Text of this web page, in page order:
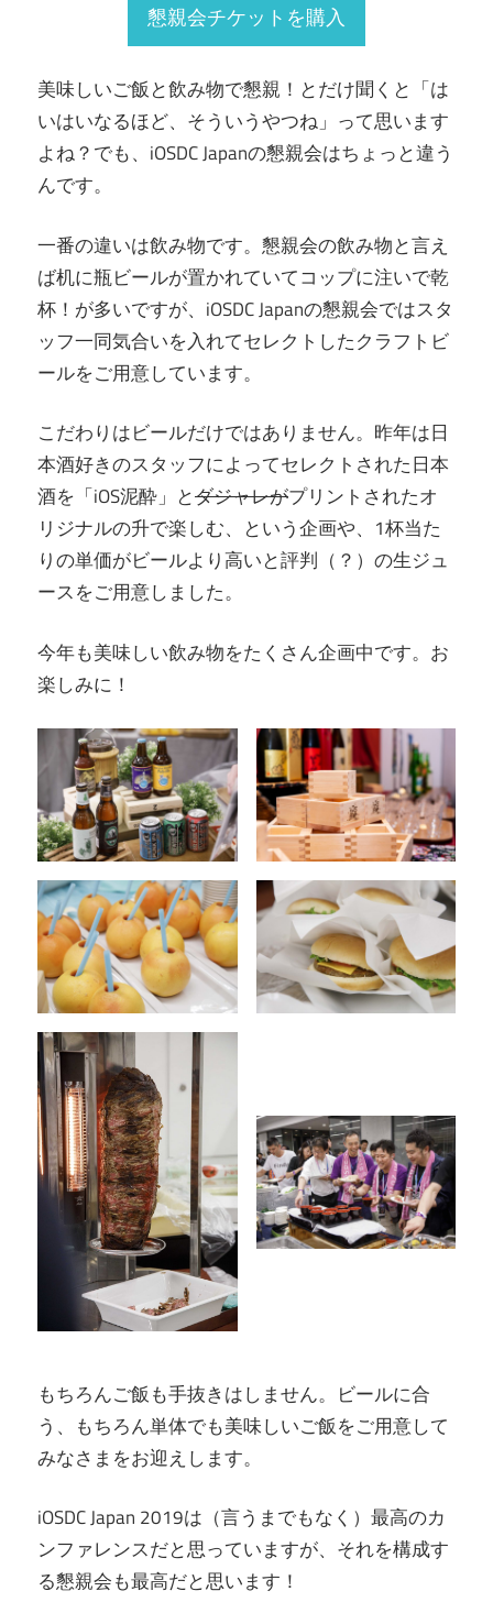
懇親会チケットを購入
美味しいご飯と飲み物で懇親！とだけ聞くと「は
いはいなるほど、そういうやつね」って思います
よね？でも、iOSDC Japanの懇親会はちょっと違う
んです。
一番の違いは飲み物です。懇親会の飲み物と言え
ば机に瓶ビールが置かれていてコップに注いで乾
杯！が多いですが、iOSDC Japanの懇親会ではスタ
ッフ一同気合いを入れてセレクトしたクラフトビ
ールをご用意しています。
こだわりはビールだけではありません。昨年は日
本酒好きのスタッフによってセレクトされた日本
酒を「iOS泥酔」とダジャレがプリントされたオ
リジナルの升で楽しむ、という企画や、1杯当た
りの単価がビールより高いと評判（？）の生ジュ
ースをご用意しました。
今年も美味しい飲み物をたくさん企画中です。お
楽しみに！
もちろんご飯も手抜きはしません。ビールに合
う、もちろん単体でも美味しいご飯をご用意して
みなさまをお迎えします。
iOSDC Japan 2019は（言うまでもなく）最高のカ
ンファレンスだと思っていますが、それを構成す
る懇親会も最高だと思います！